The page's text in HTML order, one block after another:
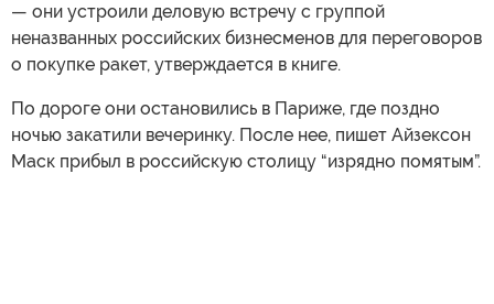
— они устроили деловую встречу с группой
неназванных российских бизнесменов для переговоров
о покупке ракет, утверждается в книге.
По дороге они остановились в Париже, где поздно
ночью закатили вечеринку. После нее, пишет Айзексон
Маск прибыл в российскую столицу “изрядно помятым”.